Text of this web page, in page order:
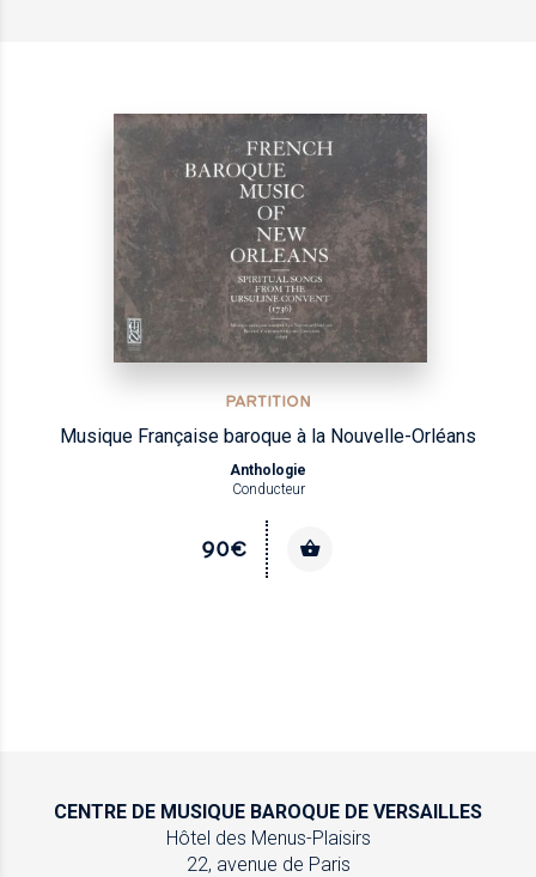
PARTITION
Musique Française baroque à la Nouvelle-Orléans
Anthologie
Conducteur
90€
CENTRE DE MUSIQUE BAROQUE DE VERSAILLES
Hôtel des Menus-Plaisirs
22, avenue de Paris